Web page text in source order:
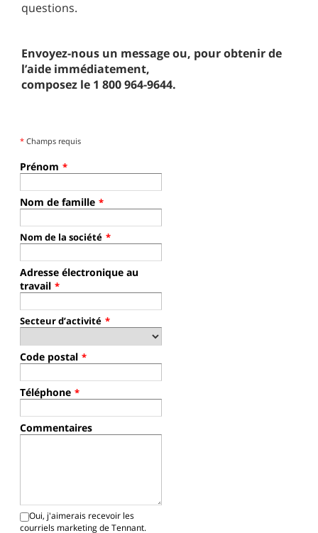
questions.
Envoyez-nous un message ou, pour obtenir de
l’aide immédiatement,
composez le 1 800 964-9644.
* Champs requis
Prénom *
Nom de famille *
Nom de la société *
Adresse électronique au
travail *
Secteur d’activité *
Code postal *
Téléphone *
Commentaires
Oui, j'aimerais recevoir les
courriels marketing de Tennant.